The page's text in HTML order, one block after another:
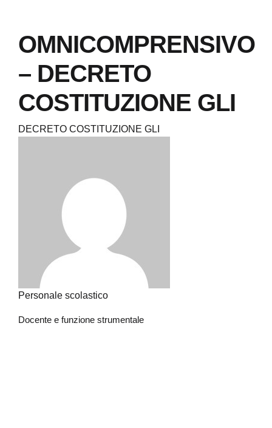
OMNICOMPRENSIVO
– DECRETO
COSTITUZIONE GLI
DECRETO COSTITUZIONE GLI
Personale scolastico
Docente e funzione strumentale